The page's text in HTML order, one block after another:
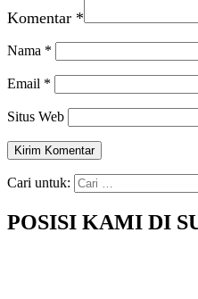
Komentar *
Nama *
Email *
Situs Web
Cari untuk:
POSISI KAMI DI